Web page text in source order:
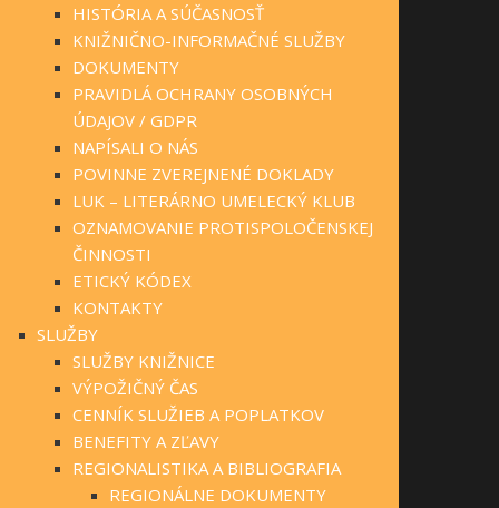
HISTÓRIA A SÚČASNOSŤ
KNIŽNIČNO-INFORMAČNÉ SLUŽBY
DOKUMENTY
PRAVIDLÁ OCHRANY OSOBNÝCH
ÚDAJOV / GDPR
NAPÍSALI O NÁS
POVINNE ZVEREJNENÉ DOKLADY
LUK – LITERÁRNO UMELECKÝ KLUB
OZNAMOVANIE PROTISPOLOČENSKEJ
ČINNOSTI
ETICKÝ KÓDEX
KONTAKTY
SLUŽBY
SLUŽBY KNIŽNICE
VÝPOŽIČNÝ ČAS
CENNÍK SLUŽIEB A POPLATKOV
BENEFITY A ZĽAVY
REGIONALISTIKA A BIBLIOGRAFIA
REGIONÁLNE DOKUMENTY